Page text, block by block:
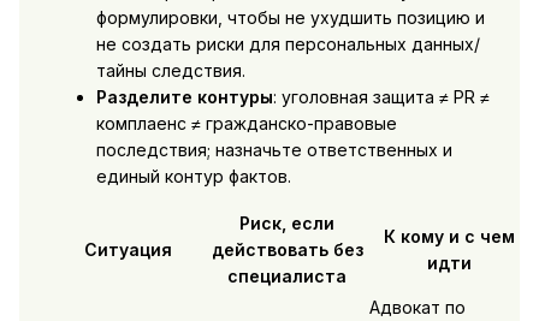
формулировки, чтобы не ухудшить позицию и
не создать риски для персональных данных/
тайны следствия.
Разделите контуры: уголовная защита ≠ PR ≠
комплаенс ≠ гражданско-правовые
последствия; назначьте ответственных и
единый контур фактов.
Ситуация
Риск, если
действовать без
специалиста
К кому и с чем
идти
Адвокат по